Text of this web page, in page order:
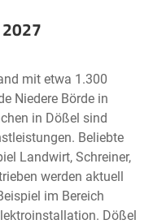
| ©OpenStreetMap2
mit etwa 1.300
Niedere Börde in
in Dößel sind
Beliebte
Landwirt, Schreiner,
werden aktuell
im Bereich
Dößel